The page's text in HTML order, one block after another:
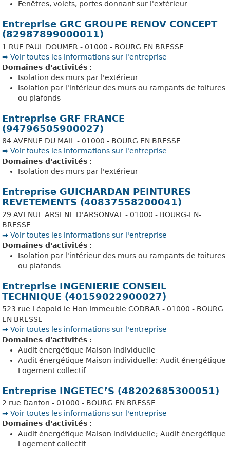
Fenêtres, volets, portes donnant sur l'extérieur
Entreprise GRC GROUPE RENOV CONCEPT
(82987899000011)
1 RUE PAUL DOUMER - 01000 - BOURG EN BRESSE
➡️ Voir toutes les informations sur l'entreprise
Domaines d'activités :
Isolation des murs par l'extérieur
Isolation par l'intérieur des murs ou rampants de toitures
ou plafonds
Entreprise GRF FRANCE
(94796505900027)
84 AVENUE DU MAIL - 01000 - BOURG EN BRESSE
➡️ Voir toutes les informations sur l'entreprise
Domaines d'activités :
Isolation des murs par l'extérieur
Entreprise GUICHARDAN PEINTURES
REVETEMENTS (40837558200041)
29 AVENUE ARSENE D'ARSONVAL - 01000 - BOURG-EN-
BRESSE
➡️ Voir toutes les informations sur l'entreprise
Domaines d'activités :
Isolation par l'intérieur des murs ou rampants de toitures
ou plafonds
Entreprise INGENIERIE CONSEIL
TECHNIQUE (40159022900027)
523 rue Léopold le Hon Immeuble CODBAR - 01000 - BOURG
EN BRESSE
➡️ Voir toutes les informations sur l'entreprise
Domaines d'activités :
Audit énergétique Maison individuelle
Audit énergétique Maison individuelle; Audit énergétique
Logement collectif
Entreprise INGETEC’S (48202685300051)
2 rue Danton - 01000 - BOURG EN BRESSE
➡️ Voir toutes les informations sur l'entreprise
Domaines d'activités :
Audit énergétique Maison individuelle; Audit énergétique
Logement collectif